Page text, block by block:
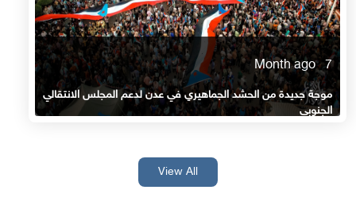
7 Month ago
موجة جديدة من الحشد الجماهيري في عدن لدعم المجلس الانتقالي
الجنوبي
View All